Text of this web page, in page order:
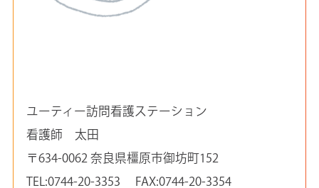
ユーティー訪問看護ステーション
看護師 太田
〒634-0062 奈良県橿原市御坊町152
TEL:0744-20-3353 FAX:0744-20-3354